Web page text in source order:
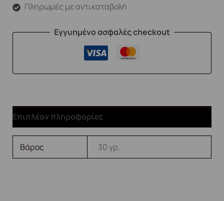
Πληρωμές με αντικαταβολή
Εγγυημένο ασφαλές checkout
Επιπλέον πληροφορίες
Βάρος 30 γρ.